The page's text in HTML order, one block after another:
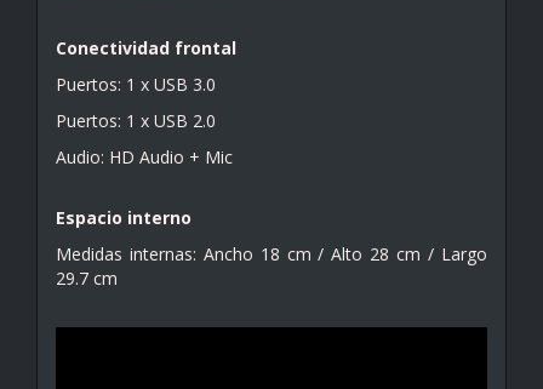
Conectividad frontal
Puertos: 1 x USB 3.0
Puertos: 1 x USB 2.0
Audio: HD Audio + Mic
Espacio interno
Medidas internas: Ancho 18 cm / Alto 28 cm / Largo
29.7 cm